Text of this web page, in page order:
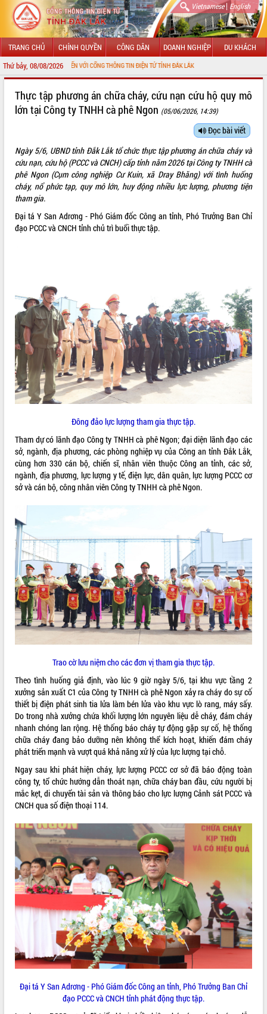
Vietnamese| English
TRANG CHỦ CHÍNH QUYỀN CÔNG DÂN DOANH NGHIỆP DU KHÁCH
Thứ bảy, 08/08/2026
MỪNG ĐẾN VỚI CỔNG THÔNG TIN ĐIỆN TỬ TỈNH ĐẮK LẮK
LÃNH ĐẠO UBND TỈNH
SỞ, BAN, NGÀNH
UBND CÁC XÃ, PHƯỜNG
HỆ THỐNG VĂN BẢN
QUY HOẠCH - KẾ HOẠCH
VIDEO
Loading the player...
Khám bệnh, cấp phát thuốc miễn phí
và tặng quà người dân xã Cư Pui
Hội nghị UBND tỉnh Đắk Lắk thường kỳ
tháng 7/2026
Lễ truy tặng danh hiệu “Bà Mẹ Việt
Nam Anh hùng” và trao Huân chương
UBND tỉnh Đắk Lắk triển khai nhiệm
vụ 6 tháng cuối năm 2026
Kỳ họp thứ Hai, Hội đồng nhân dân
tỉnh khóa XI quyết nghị nhiều nội dung
quan trọng
Bí thư Tỉnh ủy Lương Nguyễn Minh
cách mạng
Rà soát, hoàn thiện hệ thống thiết chế
văn hóa, thể thao đáp ứng yêu cầu
phát triển mới
Thường trực HĐND tỉnh Đắk Lắk gặp
mặt Đoàn chuyên gia y tế TP. Hồ Chí
Minh
Lễ truy điệu và an táng hài cốt liệt sĩ
tại Nghĩa trang Liệt sĩ xã Sơn Hòa
Bàn giải pháp tháo gỡ khó khăn trong
xuất khẩu sầu riêng và triển khai quy
định EUDR
Thứ trưởng Bộ Nông nghiệp và Môi
trường Nguyễn Hoàng Hiệp khảo sát
vùng trồng và doanh nghiệp đóng gói
sầu riêng tại Đắk Lắk
Trình diễn nghệ thuật chế biến các
món ăn từ sầu riêng
ALBUM ẢNH
LIÊN KẾT WEB
THỐNG KÊ TRUY CẬP
Hôm nay: 27371
Tất cả: 66072694
Thực tập phương án chữa cháy, cứu nạn cứu hộ quy mô
lớn tại Công ty TNHH cà phê Ngon (05/06/2026, 14:39)
Đọc bài viết
Ngày 5/6, UBND tỉnh Đắk Lắk tổ chức thực tập phương án chữa cháy và
cứu nạn, cứu hộ (PCCC và CNCH) cấp tỉnh năm 2026 tại Công ty TNHH cà
phê Ngon (Cụm công nghiệp Cư Kuin, xã Dray Bhăng) với tình huống
cháy, nổ phức tạp, quy mô lớn, huy động nhiều lực lượng, phương tiện
tham gia.
Đại tá Y San Adrơng - Phó Giám đốc Công an tỉnh, Phó Trưởng Ban Chỉ
đạo PCCC và CNCH tỉnh chủ trì buổi thực tập.
Đông đảo lực lượng tham gia thực tập.
Tham dự có lãnh đạo Công ty TNHH cà phê Ngon; đại diện lãnh đạo các
sở, ngành, địa phương, các phòng nghiệp vụ của Công an tỉnh Đắk Lắk,
cùng hơn 330 cán bộ, chiến sĩ, nhân viên thuộc Công an tỉnh, các sở,
ngành, địa phương, lực lượng y tế, điện lực, dân quân, lực lượng PCCC cơ
sở và cán bộ, công nhân viên Công ty TNHH cà phê Ngon.
Trao cờ lưu niệm cho các đơn vị tham gia thực tập.
Theo tình huống giả định, vào lúc 9 giờ ngày 5/6, tại khu vực tầng 2
xưởng sản xuất C1 của Công ty TNHH cà phê Ngon xảy ra cháy do sự cố
thiết bị điện phát sinh tia lửa làm bén lửa vào khu vực lò rang, máy sấy.
Do trong nhà xưởng chứa khối lượng lớn nguyên liệu dễ cháy, đám cháy
nhanh chóng lan rộng. Hệ thống báo cháy tự động gặp sự cố, hệ thống
chữa cháy đang bảo dưỡng nên không thể kích hoạt, khiến đám cháy
phát triển mạnh và vượt quá khả năng xử lý của lực lượng tại chỗ.
Ngay sau khi phát hiện cháy, lực lượng PCCC cơ sở đã báo động toàn
công ty, tổ chức hướng dẫn thoát nạn, chữa cháy ban đầu, cứu người bị
mắc kẹt, di chuyển tài sản và thông báo cho lực lượng Cảnh sát PCCC và
CNCH qua số điện thoại 114.
Đại tá Y San Adrơng - Phó Giám đốc Công an tỉnh, Phó Trưởng Ban Chỉ
đạo PCCC và CNCH tỉnh phát động thực tập.